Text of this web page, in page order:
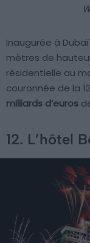
Inaugurée à
mètres de
résidentielle au
couronnée de la
milliards d’euros
12. L’hôtel